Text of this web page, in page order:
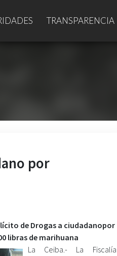
TRANSPARENCIA
por
de Drogas a ciudadanopor
libras de marihuana
La Ceiba.- La Fiscalía